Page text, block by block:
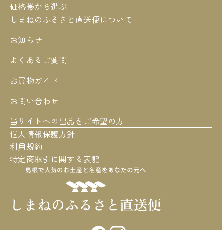
価格帯から選ぶ
しまねのふるさと直送便について
お知らせ
よくあるご質問
お買物ガイド
お問い合わせ
当サイトへの出品をご希望の方
個人情報保護方針
利用規約
特定商取引に関する表記